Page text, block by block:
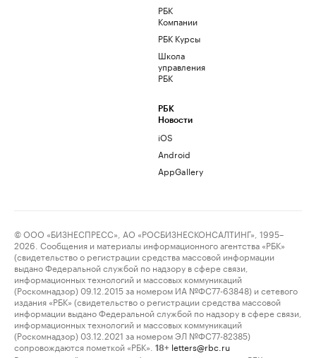
РБК
Компании
РБК Курсы
Школа
управления
РБК
РБК
Новости
iOS
Android
AppGallery
© ООО «БИЗНЕСПРЕСС», АО «РОСБИЗНЕСКОНСАЛТИНГ», 1995–
2026. Сообщения и материалы информационного агентства «РБК»
(свидетельство о регистрации средства массовой информации
выдано Федеральной службой по надзору в сфере связи,
информационных технологий и массовых коммуникаций
(Роскомнадзор) 09.12.2015 за номером ИА №ФС77-63848) и сетевого
издания «РБК» (свидетельство о регистрации средства массовой
информации выдано Федеральной службой по надзору в сфере связи,
информационных технологий и массовых коммуникаций
(Роскомнадзор) 03.12.2021 за номером ЭЛ №ФС77-82385)
сопровождаются пометкой «РБК».
18+ letters@rbc.ru